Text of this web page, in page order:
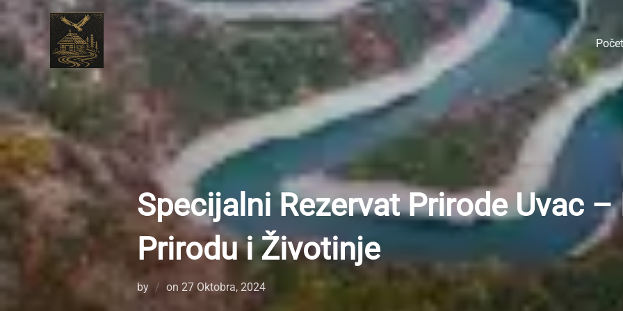
content
Specijalni Rezervat Prirode Uvac –
Prirodu i Životinje
by on Posted
27 Oktobra, 2024